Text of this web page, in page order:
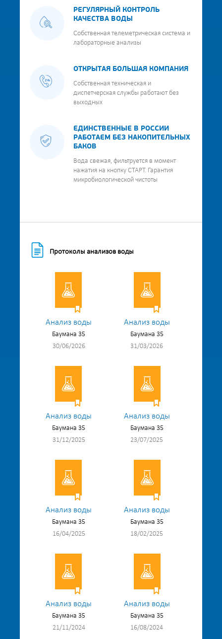
РЕГУЛЯРНЫЙ КОНТРОЛЬ
КАЧЕСТВА ВОДЫ
Собственная телеметрическая система и
лабораторные анализы
ОТКРЫТАЯ БОЛЬШАЯ КОМПАНИЯ
Собственная техническая и
диспетчерская службы работают без
выходных
ЕДИНСТВЕННЫЕ В РОССИИ
РАБОТАЕМ БЕЗ НАКОПИТЕЛЬНЫХ
БАКОВ
Вода свежая, фильтруется в момент
нажатия на кнопку СТАРТ. Гарантия
микробиологической чистоты
Протоколы анализов воды
Анализ воды
Баумана 35
30/06/2026
Анализ воды
Баумана 35
31/03/2026
Анализ воды
Баумана 35
31/12/2025
Анализ воды
Баумана 35
23/07/2025
Анализ воды
Баумана 35
16/04/2025
Анализ воды
Баумана 35
18/02/2025
Анализ воды
Баумана 35
21/11/2024
Анализ воды
Баумана 35
16/08/2024